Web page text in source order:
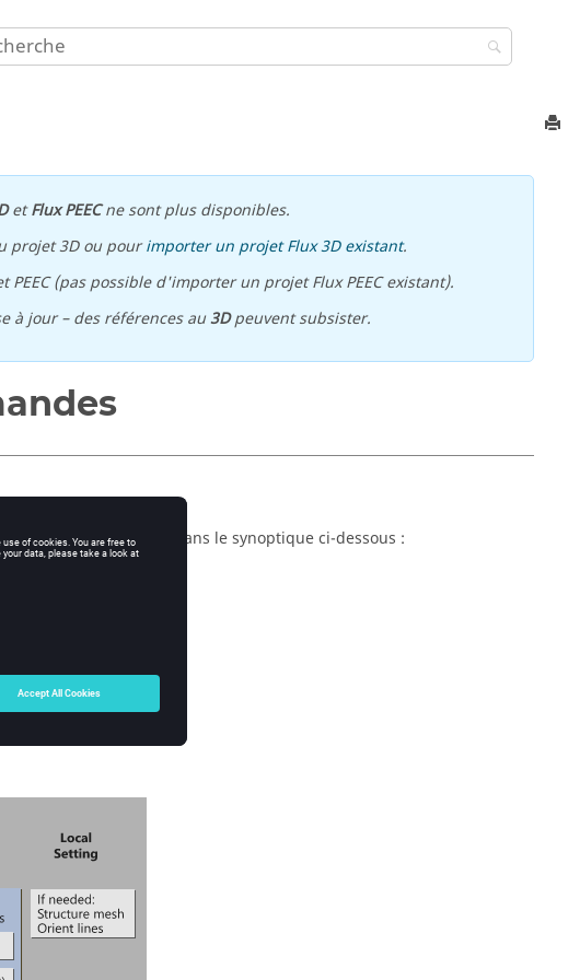
etFlux PEECne sont plus disponibles.
projet 3D ou pourimporter un projet Flux 3D existant.
(pas possible d'importer un projet Flux PEEC existant).
à jour – des références au3Dpeuvent subsister.
est présenté dans le synoptique ci-dessous :